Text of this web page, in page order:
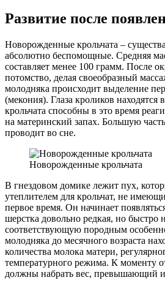
Развитие после
Новорожденные крольчата –
абсолютно беспомощные. Средняя
составляет менее 100 грамм. После
потомство, делая своеобразный
молодняка происходит выделение
(мекония). Глаза кроликов находятся
крольчата способны в это время
на материнский запах. Большую
проводит во сне.
Новорожденные крольчата
В гнездовом домике лежит пух,
утеплителем для крольчат, не
первое время. Он начинает
шерстка довольно редкая, но быстро
соответствующую породным
молодняка до месячного возраста
количества молока матери,
температурного режима. К моменту
должны набрать вес, превышающий